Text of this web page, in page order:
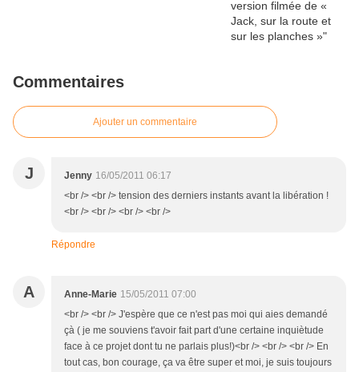
Commentaires
Ajouter un commentaire
J Jenny 16/05/2011 06:17
<br /> <br /> tension des derniers instants avant la libération !
<br /> <br /> <br /> <br />
Répondre
A Anne-Marie 15/05/2011 07:00
<br /> <br /> J'espère que ce n'est pas moi qui aies demandé
çà ( je me souviens t'avoir fait part d'une certaine inquiètude
face à ce projet dont tu ne parlais plus!)<br /> <br /> <br /> En
tout cas, bon courage, ça va être super et moi, je suis toujours